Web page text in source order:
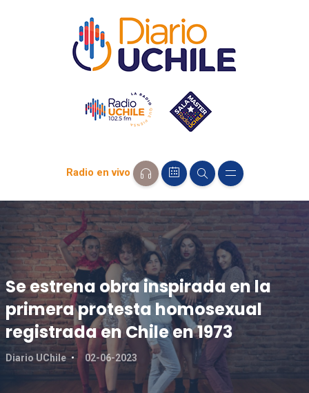
Radio en vivo
Se estrena obra inspirada en la
primera protesta homosexual
registrada en Chile en 1973
Diario UChile 02-06-2023